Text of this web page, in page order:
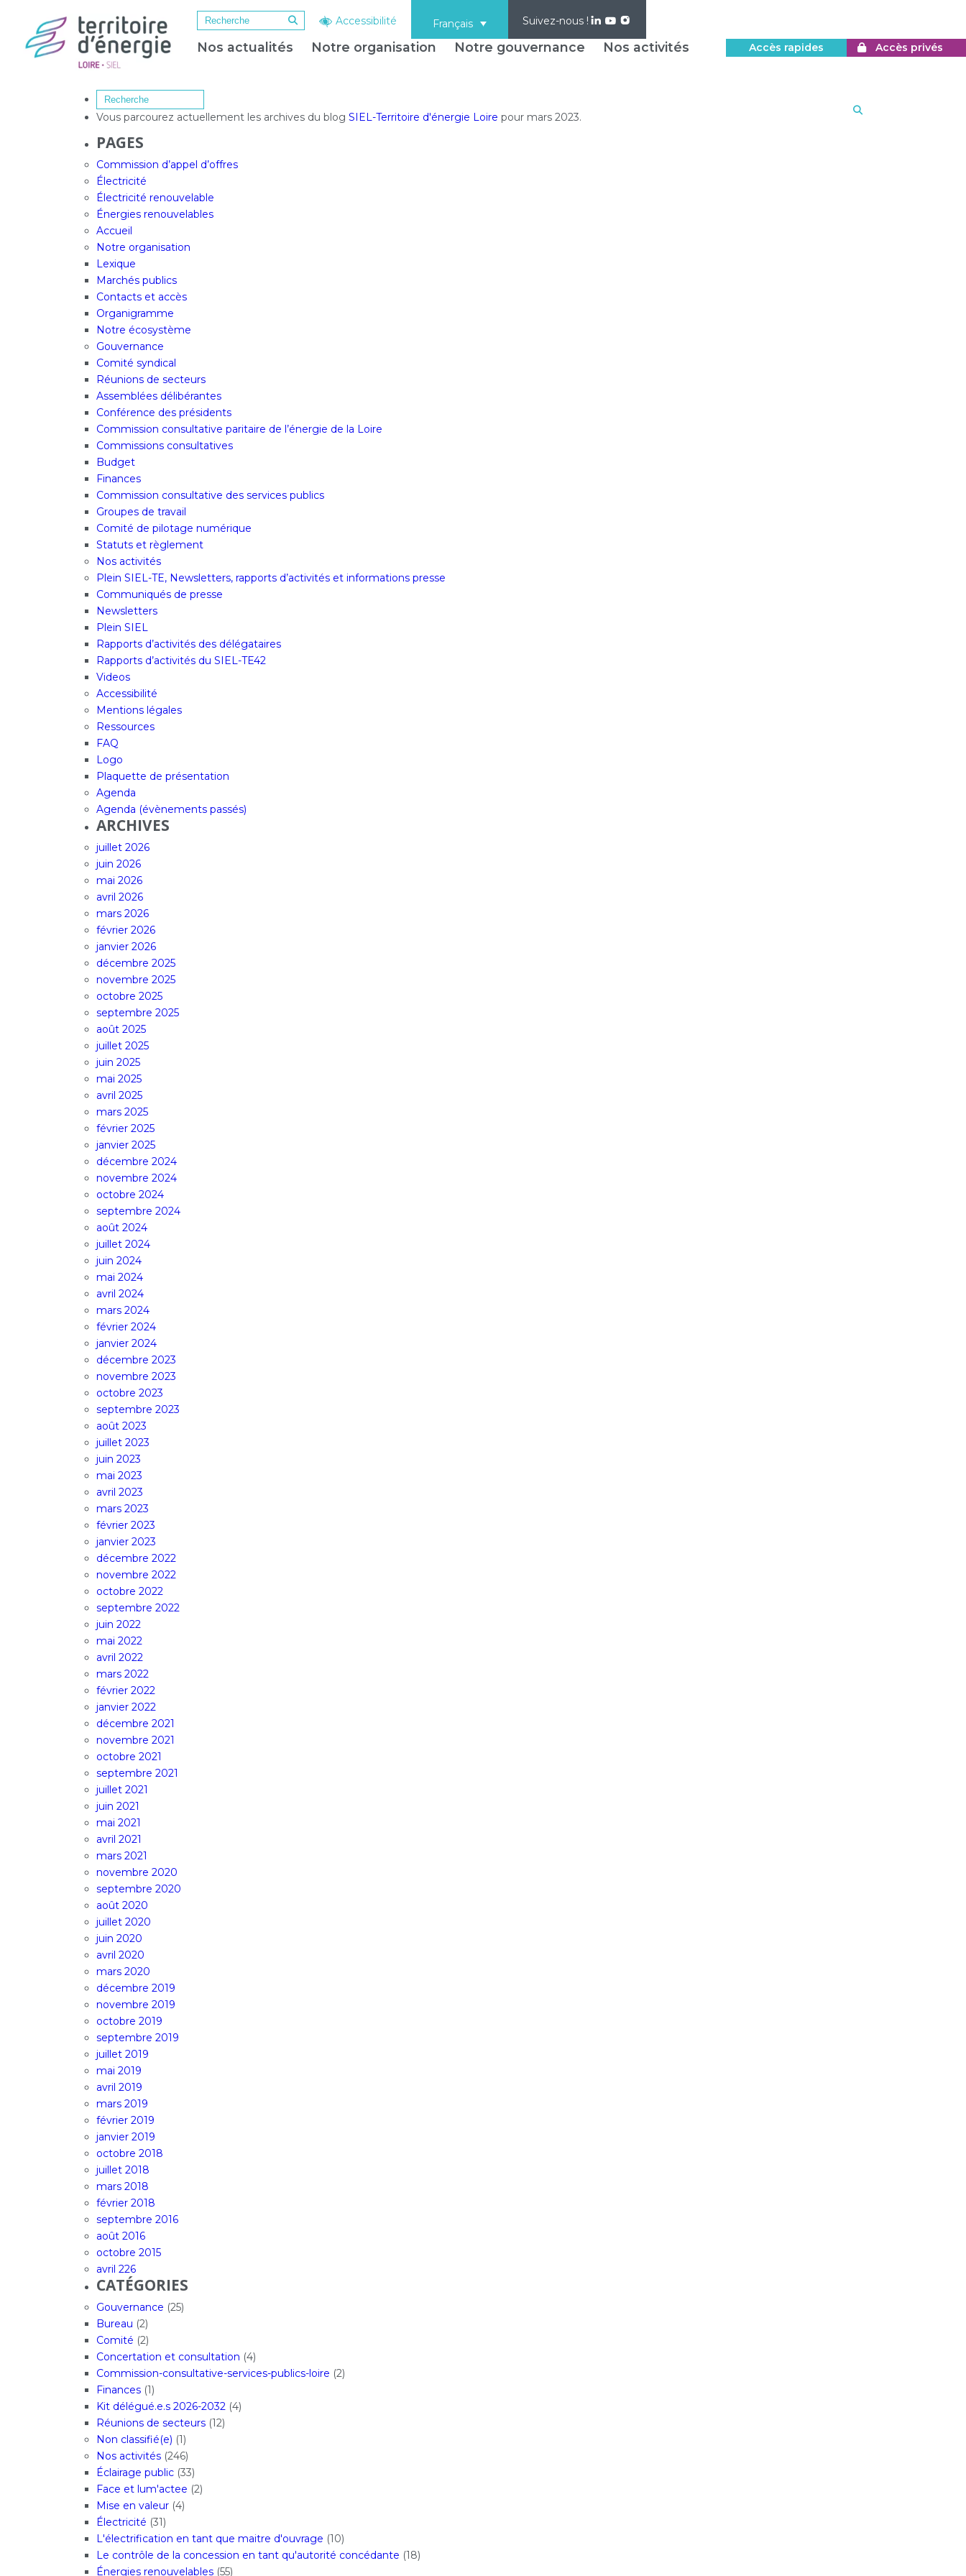
Accessibilité Français Suivez-nous !
Nos actualités Notre organisation Notre gouvernance Nos activités Accès rapides Accès privés
Vous parcourez actuellement les archives du blogSIEL-Territoire d'énergie Loire pour mars 2023.
PAGES
Commission d’appel d’offres
Électricité
Électricité renouvelable
Énergies renouvelables
Accueil
Notre organisation
Lexique
Marchés publics
Contacts et accès
Organigramme
Notre écosystème
Gouvernance
Comité syndical
Réunions de secteurs
Assemblées délibérantes
Conférence des présidents
Commission consultative paritaire de l’énergie de la Loire
Commissions consultatives
Budget
Finances
Commission consultative des services publics
Groupes de travail
Comité de pilotage numérique
Statuts et règlement
Nos activités
Plein SIEL-TE, Newsletters, rapports d’activités et informations presse
Communiqués de presse
Newsletters
Plein SIEL
Rapports d’activités des délégataires
Rapports d’activités du SIEL-TE42
Videos
Accessibilité
Mentions légales
Ressources
FAQ
Logo
Plaquette de présentation
Agenda
Agenda (évènements passés)
ARCHIVES
juillet 2026
juin 2026
mai 2026
avril 2026
mars 2026
février 2026
janvier 2026
décembre 2025
novembre 2025
octobre 2025
septembre 2025
août 2025
juillet 2025
juin 2025
mai 2025
avril 2025
mars 2025
février 2025
janvier 2025
décembre 2024
novembre 2024
octobre 2024
septembre 2024
août 2024
juillet 2024
juin 2024
mai 2024
avril 2024
mars 2024
février 2024
janvier 2024
décembre 2023
novembre 2023
octobre 2023
septembre 2023
août 2023
juillet 2023
juin 2023
mai 2023
avril 2023
mars 2023
février 2023
janvier 2023
décembre 2022
novembre 2022
octobre 2022
septembre 2022
juin 2022
mai 2022
avril 2022
mars 2022
février 2022
janvier 2022
décembre 2021
novembre 2021
octobre 2021
septembre 2021
juillet 2021
juin 2021
mai 2021
avril 2021
mars 2021
novembre 2020
septembre 2020
août 2020
juillet 2020
juin 2020
avril 2020
mars 2020
décembre 2019
novembre 2019
octobre 2019
septembre 2019
juillet 2019
mai 2019
avril 2019
mars 2019
février 2019
janvier 2019
octobre 2018
juillet 2018
mars 2018
février 2018
septembre 2016
août 2016
octobre 2015
avril 226
CATÉGORIES
Gouvernance (25)
Bureau (2)
Comité (2)
Concertation et consultation (4)
Commission-consultative-services-publics-loire (2)
Finances (1)
Kit délégué.e.s 2026-2032 (4)
Réunions de secteurs (12)
Non classifié(e) (1)
Nos activités (246)
Éclairage public (33)
Face et lum'actee (2)
Mise en valeur (4)
Électricité (31)
L'électrification en tant que maitre d'ouvrage (10)
Le contrôle de la concession en tant qu'autorité concédante (18)
Énergies renouvelables (55)